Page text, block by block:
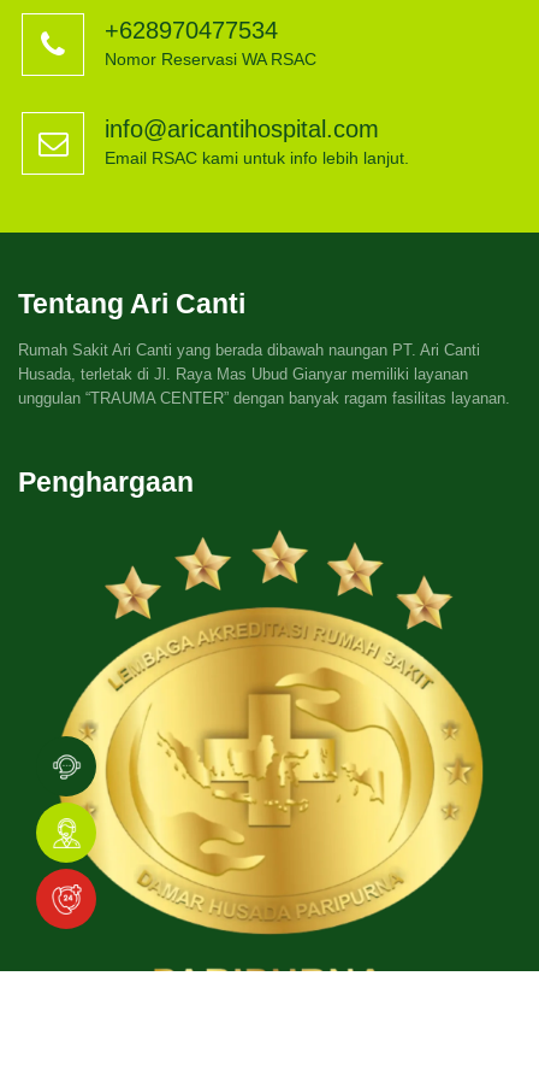
+628970477534
Nomor Reservasi WA RSAC
info@aricantihospital.com
Email RSAC kami untuk info lebih lanjut.
Tentang Ari Canti
Rumah Sakit Ari Canti yang berada dibawah naungan PT. Ari Canti
Husada, terletak di Jl. Raya Mas Ubud Gianyar memiliki layanan
unggulan “TRAUMA CENTER” dengan banyak ragam fasilitas layanan.
Penghargaan